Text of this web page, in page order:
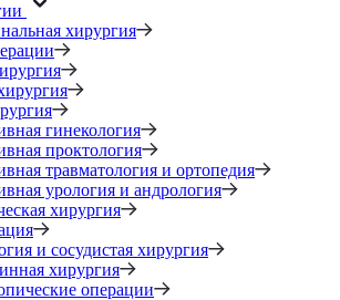
хирургия
гинекология
проктология
травматология и ортопедия
урология и андрология
хирургия
и сосудистая хирургия
хирургия
операции